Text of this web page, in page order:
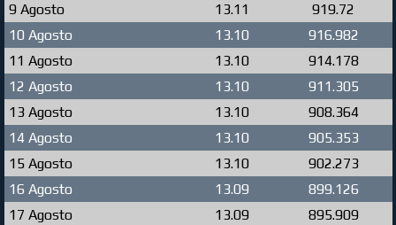
9 Agosto
13.11
919.72
10 Agosto
13.10
916.982
11 Agosto
13.10
914.178
12 Agosto
13.10
911.305
13 Agosto
13.10
908.364
14 Agosto
13.10
905.353
15 Agosto
13.10
902.273
16 Agosto
13.09
899.126
17 Agosto
13.09
895.909